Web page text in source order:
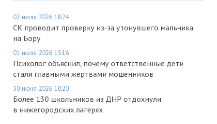
02 июля 2026 18:24
СК проводит проверку из-за утонувшего мальчика
на Бору
01 июля 2026 15:16
Психолог объяснил, почему ответственные дети
стали главными жертвами мошенников
30 июня 2026 10:20
Более 130 школьников из ДНР отдохнули
в нижегородских лагерях